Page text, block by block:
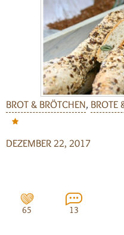
BROT & BRÖTCHEN, BROTE
DEZEMBER 22, 2017
65 13